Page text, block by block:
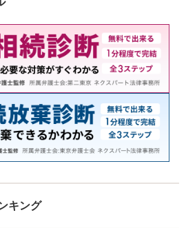
キング